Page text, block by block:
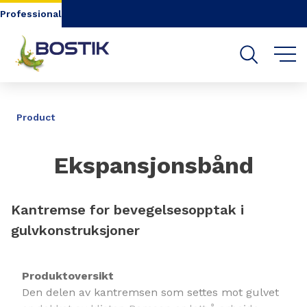
Go to content
Professional
Product
Ekspansjonsbånd
Kantremse for bevegelsesopptak i
gulvkonstruksjoner
Produktoversikt
Den delen av kantremsen som settes mot gulvet